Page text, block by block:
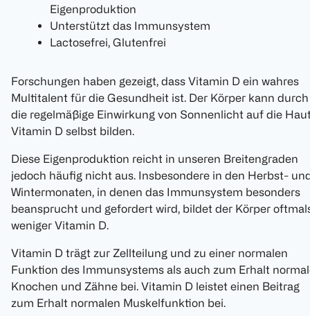
Eigenproduktion
Unterstützt das Immunsystem
Lactosefrei, Glutenfrei
Forschungen haben gezeigt, dass Vitamin D ein wahres
Multitalent für die Gesundheit ist. Der Körper kann durch
die regelmäßige Einwirkung von Sonnenlicht auf die
Vitamin D selbst bilden.
Diese Eigenproduktion reicht in unseren Breitengraden
jedoch häufig nicht aus. Insbesondere in den Herbst-
Wintermonaten, in denen das Immunsystem besonders
beansprucht und gefordert wird, bildet der Körper
weniger Vitamin D.
Vitamin D trägt zur Zellteilung und zu einer normalen
Funktion des Immunsystems als auch zum Erhalt
Knochen und Zähne bei. Vitamin D leistet einen Beitrag
zum Erhalt normalen Muskelfunktion bei.